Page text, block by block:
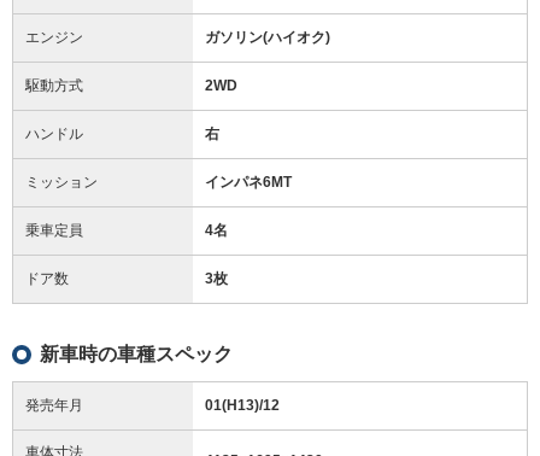
エンジン ガソリン(ハイオク)
駆動方式 2WD
ハンドル 右
ミッション インパネ6MT
乗車定員 4名
ドア数 3枚
新車時の車種スペック
発売年月 01(H13)/12
車体寸法